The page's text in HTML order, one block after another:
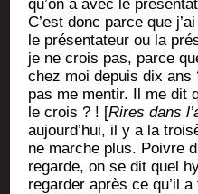
qu’on a avec le
C’est donc parce que
le pré­sen­ta­teur ou la
je ne crois pas, parce
chez moi depuis dix
pas me men­tir. Il me dit
le crois ? ! [Rires dans
aujourd’hui, il y a la
ne marche plus. Poivre
regarde, on se dit quel
regar­der après ce qu’il